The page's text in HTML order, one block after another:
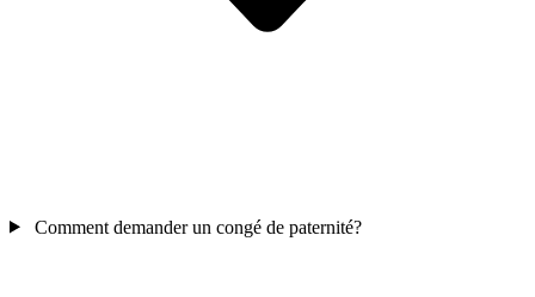
Comment demander un congé de paternité?